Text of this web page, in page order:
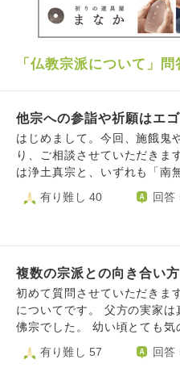
「仏教宗派について」問
他宗への参詣や祈願はエ
はじめまして。今回、施餓鬼
り、ご相談させていただきます。 ​私の実家は浄土
は浄土真宗と、いずれも「南
する家庭で育ちました。現在
ております。 ​数年前、御朱印を集めるのをきっかけに通い
するようになり、また自分自
からは、ご先祖様や命への意
た。 ​しかし近年になり、「自分のしてきたことは、本当に
正しかったのだろうか」と頭
べきだったのではないか、自
有り難し 40 回答
複数の宗派との向き合い方
初めて質問させていただきま
についてです。 父方の実家は真言宗、母方の実家は融通念
佛宗でした。 幼い頃とても気
れた父方の祖父に、毎朝七回
わか」と唱えて小さな仏様に
有り難し 57 回答